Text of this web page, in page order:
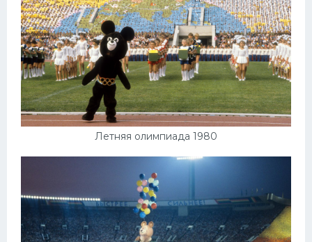
Летняя олимпиада 1980